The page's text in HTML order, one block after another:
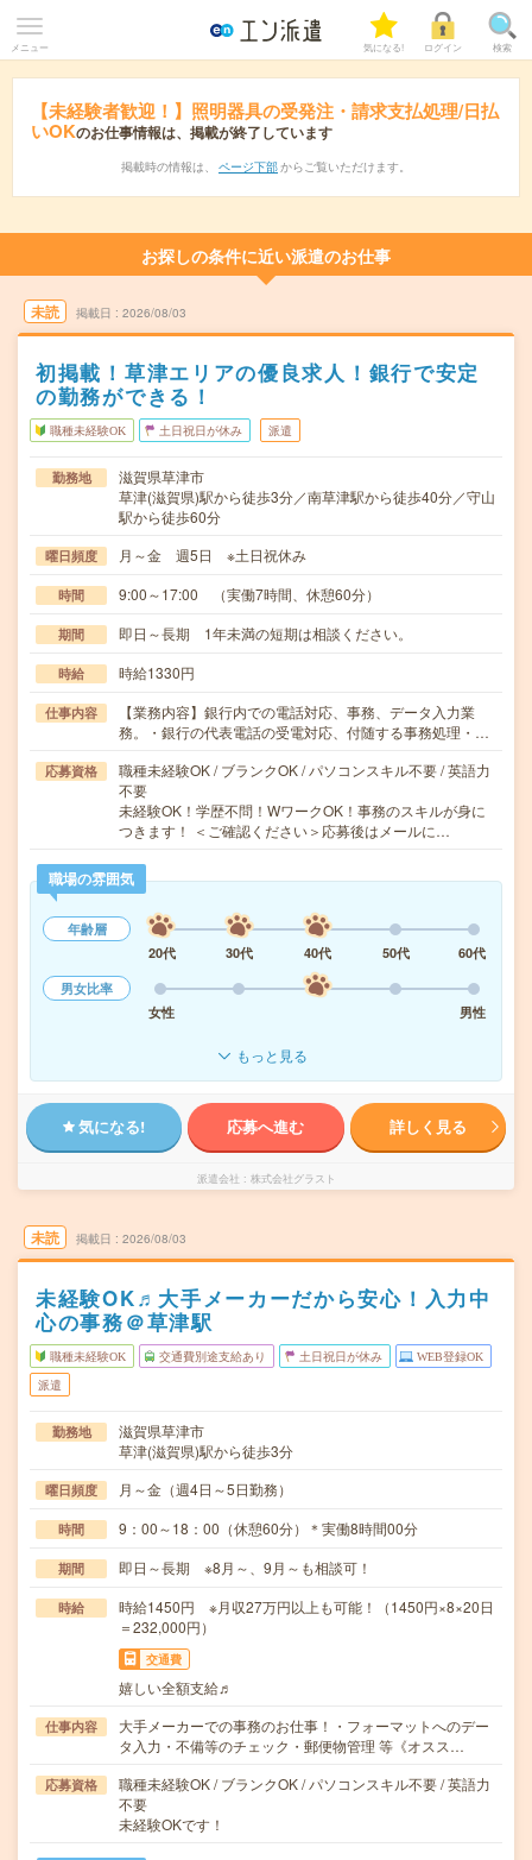
メニュー 気になる! ログイン 検索
【未経験者歓迎！】照明器具の受発注・請求支払処理/日払
いOKのお仕事情報は、掲載が終了しています
掲載時の情報は、 ページ下部 からご覧いただけます。
お探しの条件に近い派遣のお仕事
未読 掲載日 2026/08/03
初掲載！草津エリアの優良求人！銀行で安定
の勤務ができる！
職種未経験OK 土日祝日が休み 派遣
勤務地
滋賀県草津市
草津(滋賀県)駅から徒歩3分／南草津駅から徒歩40分／守山
駅から徒歩60分
曜日頻度 月～金 週5日 ※土日祝休み
時間 9:00～17:00 （実働7時間、休憩60分）
期間 即日～長期 1年未満の短期は相談ください。
時給 時給1330円
仕事内容
【業務内容】銀行内での電話対応、事務、データ入力業
務。・銀行の代表電話の受電対応、付随する事務処理・…
応募資格
職種未経験OK / ブランクOK / パソコンスキル不要 / 英語力
不要
未経験OK！学歴不問！WワークOK！事務のスキルが身に
つきます！ ＜ご確認ください＞応募後はメールに…
職場の雰囲気
年齢層
20代
30代 40代 50代
60代
男女比率
女性
男性
もっと見る
気になる! 応募へ進む 詳しく見る
派遣会社 株式会社グラスト
未読 掲載日 2026/08/03
未経験OK♬大手メーカーだから安心！入力中
心の事務＠草津駅
職種未経験OK 交通費別途支給あり 土日祝日が休み WEB登録OK
派遣
勤務地
滋賀県草津市
草津(滋賀県)駅から徒歩3分
曜日頻度 月～金（週4日～5日勤務）
時間 9：00～18：00（休憩60分）＊実働8時間00分
期間 即日～長期 ※8月～、9月～も相談可！
時給
時給1450円 ※月収27万円以上も可能！（1450円×8×20日
＝232,000円）
交通費
嬉しい全額支給♬
仕事内容
大手メーカーでの事務のお仕事！・フォーマットへのデー
タ入力・不備等のチェック・郵便物管理 等《オスス…
応募資格
職種未経験OK / ブランクOK / パソコンスキル不要 / 英語力
不要
未経験OKです！